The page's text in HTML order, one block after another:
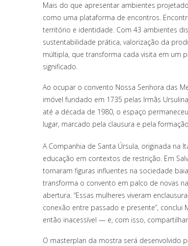
Mais do que apresentar ambientes
como uma plataforma de encontros.
território e identidade. Com 43 ambientes
sustentabilidade prática, valorização da
múltipla, que transforma cada visita em um
significado.
Ao ocupar o convento Nossa Senhora das
imóvel fundado em 1735 pelas Irmãs
até a década de 1980, o espaço
lugar, marcado pela clausura e pela
A Companhia de Santa Úrsula, originada na
educação em contextos de restrição. Em
tornaram figuras influentes na sociedade
transforma o convento em palco de novas
abertura. “Essas mulheres viveram
conexão entre passado e presente”, conclui
então inacessível — e, com isso,
O masterplan da mostra será desenvolvido